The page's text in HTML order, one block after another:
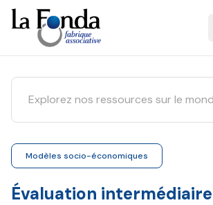
Aller
au
contenu
principal
Modèles socio-économiques
Évaluation